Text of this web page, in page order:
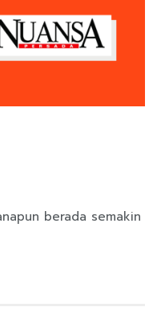
berada semakin